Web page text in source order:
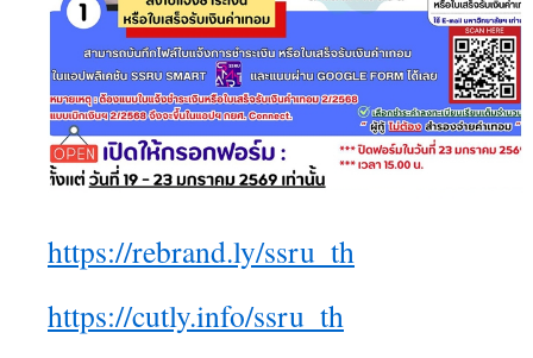
https://rebrand.ly/ssru_th
https://cutly.info/ssru_th